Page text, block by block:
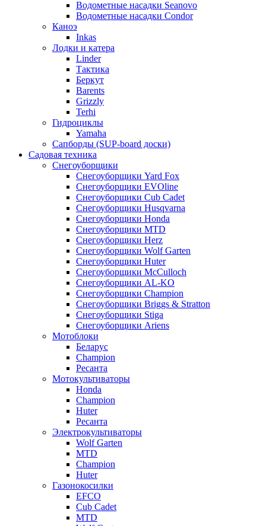
Водометные насадки Seanovo
Водометные насадки Condor
Каноэ
Inkas
Лодки и катера
Linder
Тактика
Беркут
Barents
Grizzly
Terhi
Гидроциклы
Yamaha
Сапборды (SUP-board доски)
Садовая техника
Снегоуборщики
Снегоуборщики Yard Fox
Снегоуборщики EVOline
Снегоуборщики Cub Cadet
Снегоуборщики Husqvarna
Снегоуборщики Honda
Снегоуборщики MTD
Снегоуборщики Herz
Снегоуборщики Wolf Garten
Снегоуборщики Huter
Снегоуборщики McCulloch
Снегоуборщики AL-KO
Снегоуборщики Champion
Снегоуборщики Briggs & Stratton
Снегоуборщики Stiga
Снегоуборщики Ariens
Мотоблоки
Беларус
Champion
Ресанта
Мотокультиваторы
Honda
Champion
Huter
Ресанта
Электрокультиваторы
Wolf Garten
MTD
Champion
Huter
Газонокосилки
EFCO
Cub Cadet
MTD